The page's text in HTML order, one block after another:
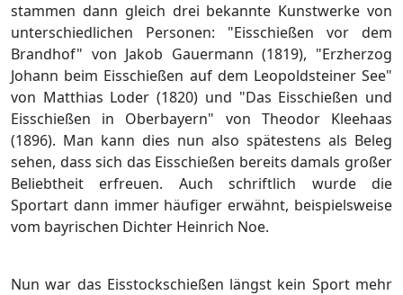
stammen dann gleich drei bekannte Kunstwerke von
unterschiedlichen Personen: "Eisschießen vor dem
Brandhof" von Jakob Gauermann (1819), "Erzherzog
Johann beim Eisschießen auf dem Leopoldsteiner See"
von Matthias Loder (1820) und "Das Eisschießen und
Eisschießen in Oberbayern" von Theodor Kleehaas
(1896). Man kann dies nun also spätestens als Beleg
sehen, dass sich das Eisschießen bereits damals großer
Beliebtheit erfreuen. Auch schriftlich wurde die
Sportart dann immer häufiger erwähnt, beispielsweise
vom bayrischen Dichter Heinrich Noe.
Nun war das Eisstockschießen längst kein Sport mehr